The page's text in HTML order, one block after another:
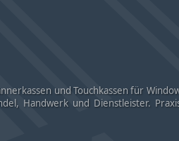
und Touchkassen für
Handwerk und Dienstleister.